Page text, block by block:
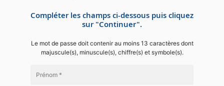
Compléter les champs ci-dessous puis cliquez
sur "Continuer".
Le mot de passe doit contenir au moins 13 caractères dont
majuscule(s), minuscule(s), chiffre(s) et symbole(s).